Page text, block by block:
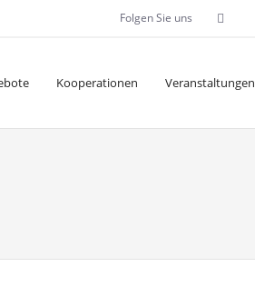
Folgen Sie uns
Kooperationen Veranstaltungen